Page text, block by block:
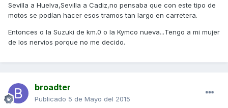
Sevilla a Huelva,Sevilla a Cadiz,no pensaba que con este tipo de
motos se podían hacer esos tramos tan largo en carretera.
Entonces o la Suzuki de km.0 o la Kymco nueva...Tengo a mi mujer
de los nervios porque no me decido.
broadter
Publicado 5 de Mayo del 2015